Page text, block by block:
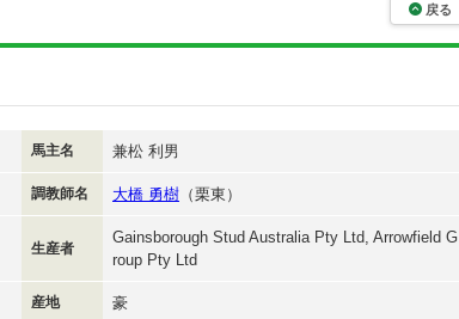
戻る
馬主名 兼松 利男
調教師名 大橋 勇樹 （栗東）
生産者
Gainsborough Stud Australia Pty Ltd, Arrowfield G
roup Pty Ltd
産地 豪